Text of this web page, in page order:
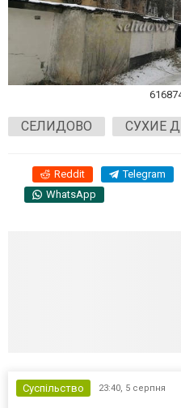
СЕЛИДОВО СУХИЕ
Reddit Telegram
WhatsApp
Суспільство 23:40, 5 серпня